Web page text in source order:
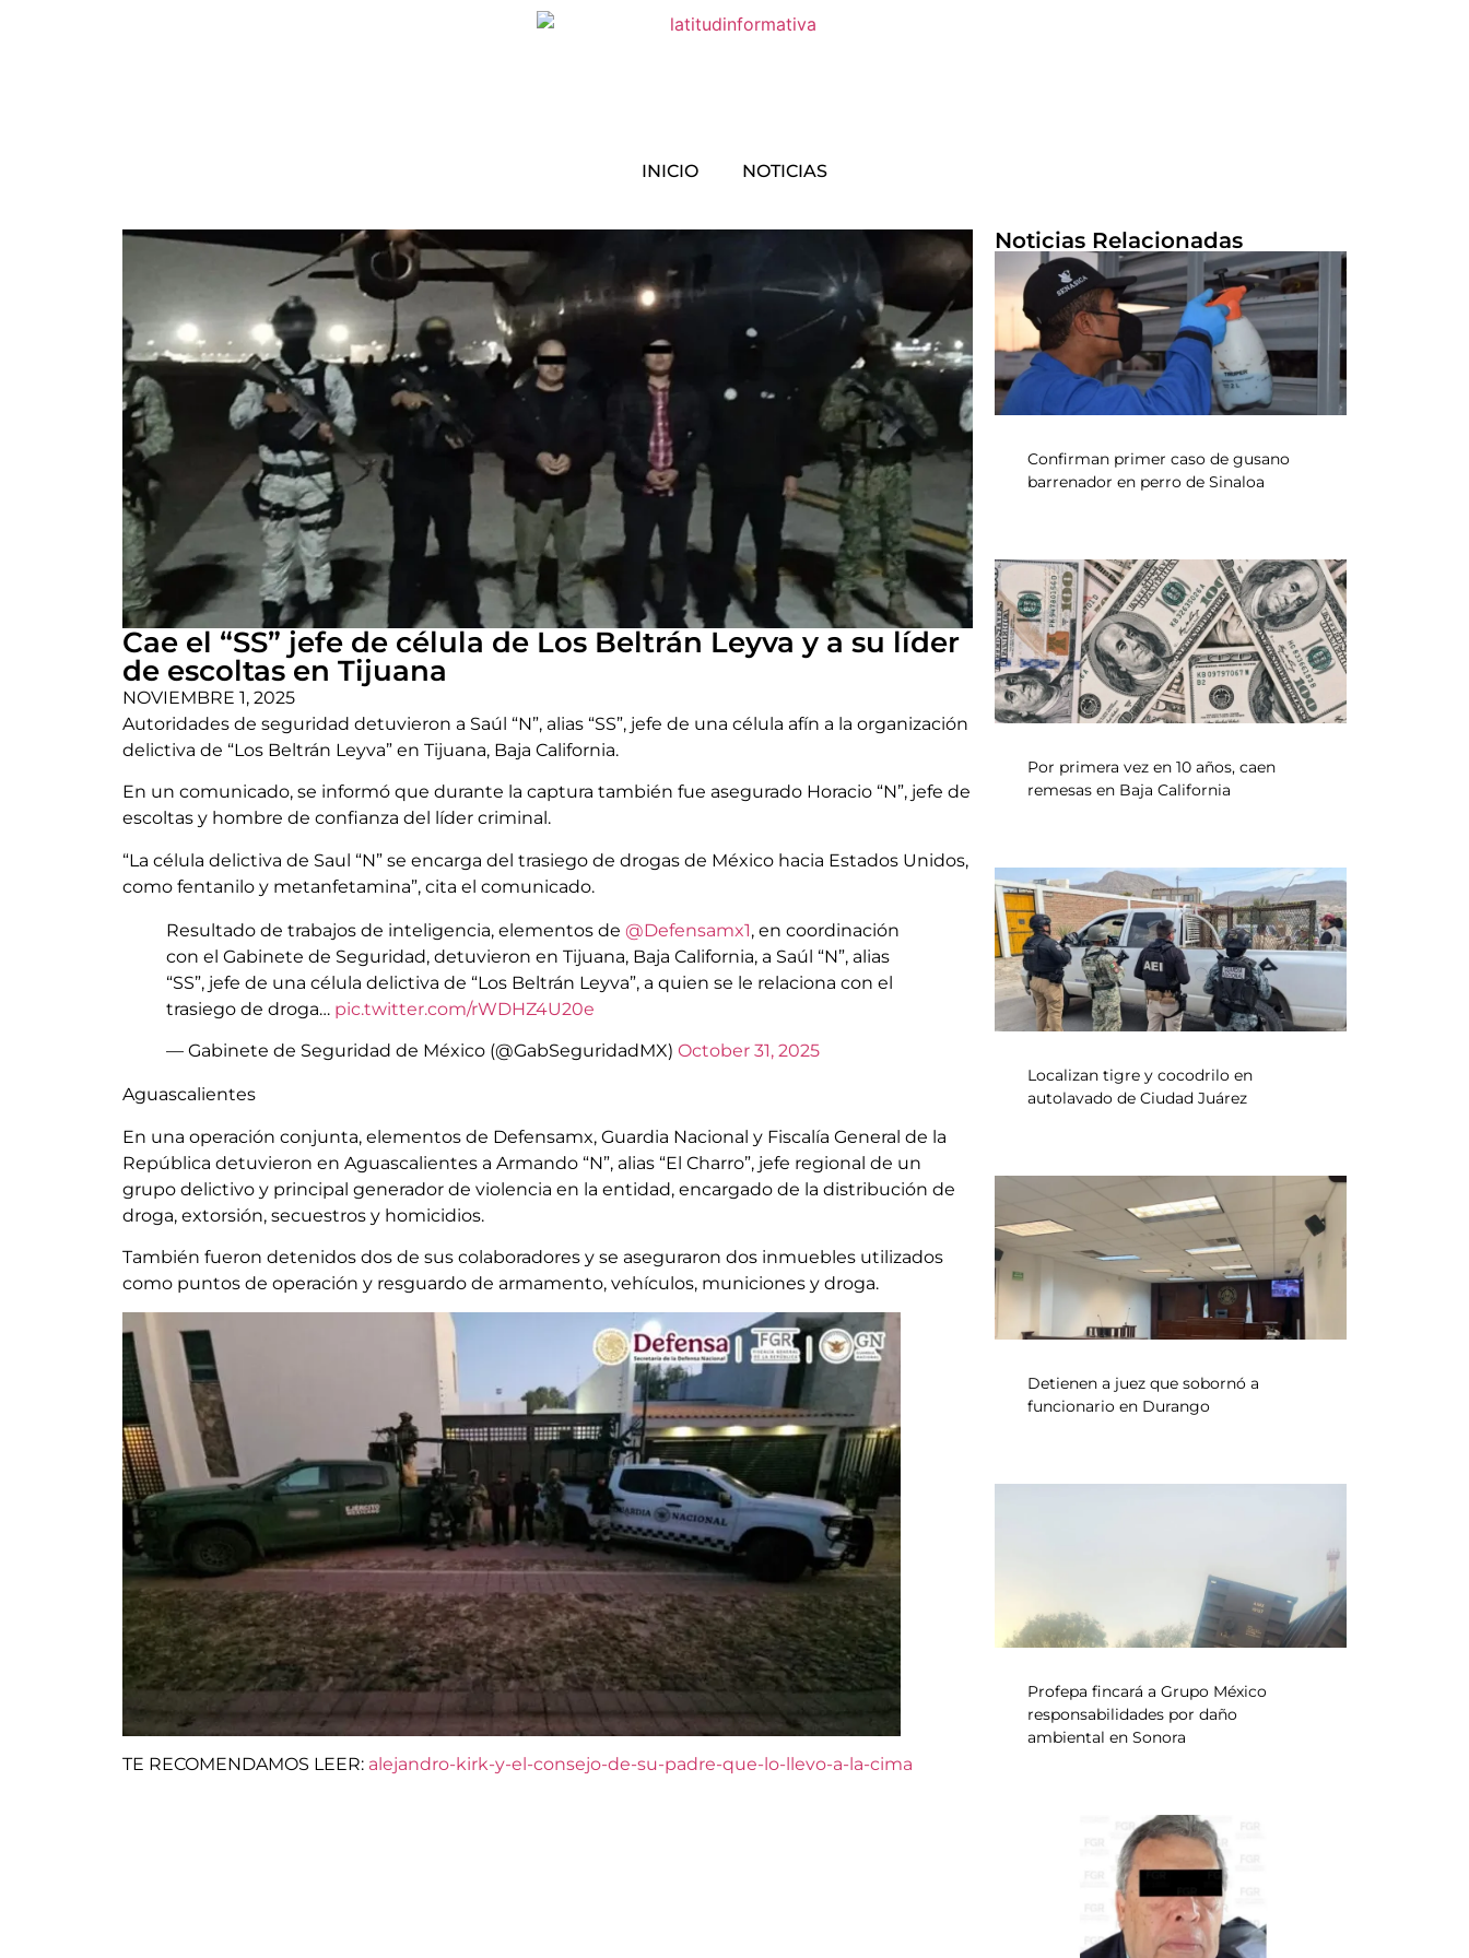
INICIO NOTICIAS
Cae el “SS” jefe de célula de Los Beltrán Leyva y a su líder
de escoltas en Tijuana
NOVIEMBRE 1, 2025
Autoridades de seguridad detuvieron a Saúl “N”, alias “SS”, jefe de una célula afín a la organización
delictiva de “Los Beltrán Leyva” en Tijuana, Baja California.
En un comunicado, se informó que durante la captura también fue asegurado Horacio “N”, jefe de
escoltas y hombre de confianza del líder criminal.
“La célula delictiva de Saul “N” se encarga del trasiego de drogas de México hacia Estados Unidos,
como fentanilo y metanfetamina”, cita el comunicado.
Resultado de trabajos de inteligencia, elementos de @Defensamx1, en coordinación
con el Gabinete de Seguridad, detuvieron en Tijuana, Baja California, a Saúl “N”, alias
“SS”, jefe de una célula delictiva de “Los Beltrán Leyva”, a quien se le relaciona con el
trasiego de droga… pic.twitter.com/rWDHZ4U20e
— Gabinete de Seguridad de México (@GabSeguridadMX) October 31, 2025
Aguascalientes
En una operación conjunta, elementos de Defensamx, Guardia Nacional y Fiscalía General de la
República detuvieron en Aguascalientes a Armando “N”, alias “El Charro”, jefe regional de un
grupo delictivo y principal generador de violencia en la entidad, encargado de la distribución de
droga, extorsión, secuestros y homicidios.
También fueron detenidos dos de sus colaboradores y se aseguraron dos inmuebles utilizados
como puntos de operación y resguardo de armamento, vehículos, municiones y droga.
TE RECOMENDAMOS LEER: alejandro-kirk-y-el-consejo-de-su-padre-que-lo-llevo-a-la-cima
Noticias Relacionadas
Confirman primer caso de gusano
barrenador en perro de Sinaloa
Por primera vez en 10 años, caen
remesas en Baja California
Localizan tigre y cocodrilo en
autolavado de Ciudad Juárez
Detienen a juez que sobornó a
funcionario en Durango
Profepa fincará a Grupo México
responsabilidades por daño
ambiental en Sonora